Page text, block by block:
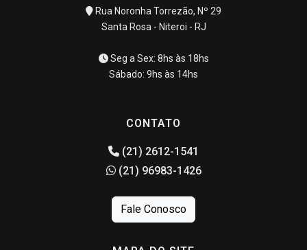
Rua Noronha Torrezão, Nº 29
Santa Rosa - Niteroi - RJ
Seg a Sex: 8hs às 18hs
Sábado: 9hs às 14hs
CONTATO
(21) 2612-1541
(21) 96983-1426
Fale Conosco